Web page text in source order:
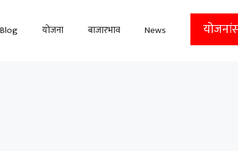
Blog योजना बाजारभाव News